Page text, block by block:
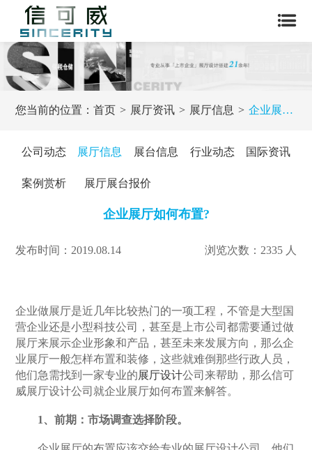
您当前的位置：首页 展厅资讯 展厅信息 企业展厅如何布置?
公司动态 展厅信息 展台信息 行业动态 国际资讯
案例赏析 展厅展台报价
企业展厅如何布置?
发布时间：2019.08.14 浏览次数：2335 人
企业做展厅是近几年比较热门的一项工程，不管是大型国
营企业还是小型科技公司，甚至是上市公司都需要通过做
展厅来展示企业形象和产品，甚至未来发展方向，那么企
业展厅一般怎样布置和装修，这些就难倒那些行政人员，
他们急需找到一家专业的展厅设计公司来帮助，那么信可
威展厅设计公司就企业展厅如何布置来解答。
1、前期：市场调查选择阶段。